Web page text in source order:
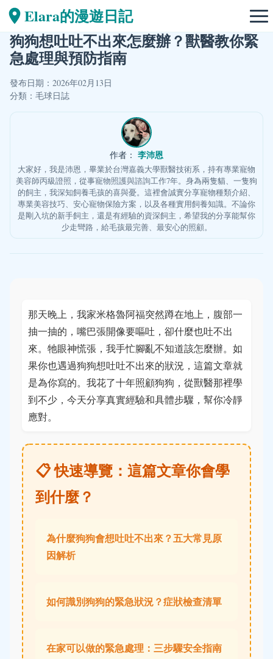
Elara的漫遊日記
狗狗想吐吐不出來怎麼辦？獸醫教你緊
急處理與預防指南
發布日期：2026年02月13日
分類： 毛球日誌
作者： 李沛恩
大家好，我是沛恩，畢業於台灣嘉義大學獸醫技術系，持有專業寵物
美容師丙級證照，從事寵物照護與諮詢工作7年。身為兩隻貓、一隻狗
的飼主，我深知飼養毛孩的喜與憂。這裡會誠實分享寵物種類介紹、
專業美容技巧、安心寵物保險方案，以及各種實用飼養知識。不論你
是剛入坑的新手飼主，還是有經驗的資深飼主，希望我的分享能幫你
少走彎路，給毛孩最完善、最安心的照顧。
那天晚上，我家米格魯阿福突然蹲在地上，腹部一
抽一抽的，嘴巴張開像要嘔吐，卻什麼也吐不出
來。牠眼神慌張，我手忙腳亂不知道該怎麼辦。如
果你也遇過狗狗想吐吐不出來的狀況，這篇文章就
是為你寫的。我花了十年照顧狗狗，從獸醫那裡學
到不少，今天分享真實經驗和具體步驟，幫你冷靜
應對。
📋 快速導覽：這篇文章你會學
到什麼？
為什麼狗狗會想吐吐不出來？五大常見原
因解析
如何識別狗狗的緊急狀況？症狀檢查清單
在家可以做的緊急處理：三步驟安全指南